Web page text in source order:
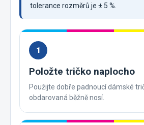
tolerance rozměrů je ± 5 %.
1
Položte tričko naplocho
Použijte dobře padnoucí dámské
obdarovaná běžně nosí.